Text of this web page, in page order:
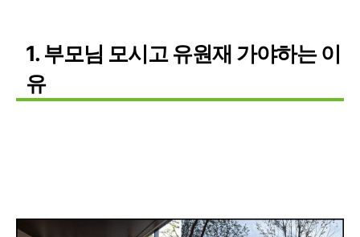
1. 부모님 모시고 유원재 가야하는 이
유